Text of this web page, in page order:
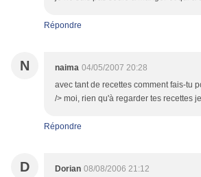
Répondre
N naima 04/05/2007 20:28
avec tant de recettes comment fais-tu
/> moi, rien qu'à regarder tes recettes
Répondre
D Dorian 08/08/2006 21:12